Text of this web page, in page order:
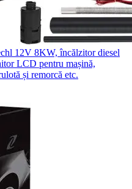
12V 8KW, încălzitor diesel
LCD pentru mașină,
și remorcă etc.